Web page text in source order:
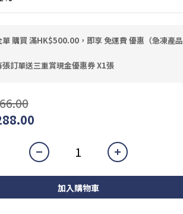
單 購買 滿HK$500.00，即享 免運費 優惠（急凍產品
訂單送三重賞現金優惠券 X1張
加入購物車